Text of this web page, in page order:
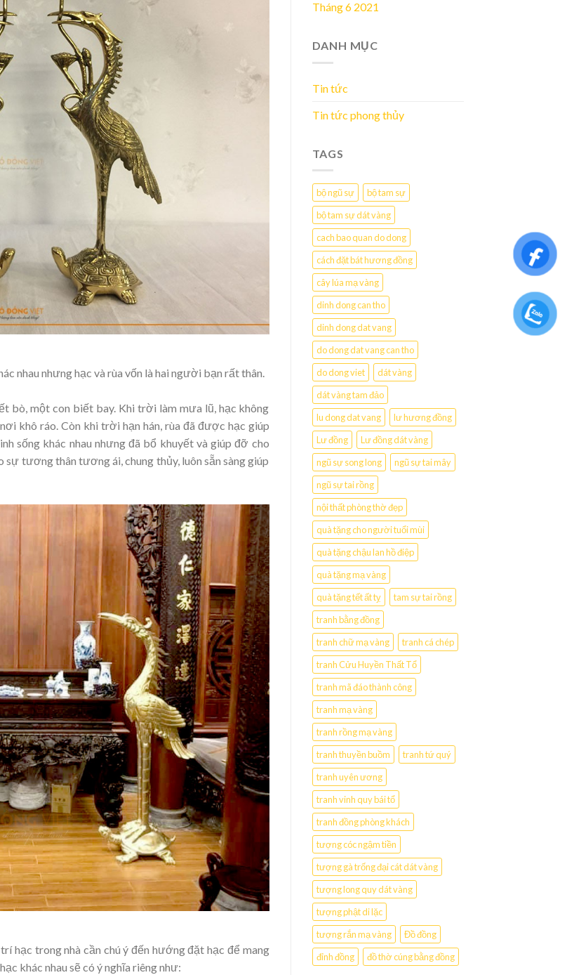
nhau nhưng hạc và rùa vốn là hai người bạn rất thân.
bò, một con biết bay. Khi trời làm mưa lũ, hạc không
khô ráo. Còn khi trời hạn hán, rùa đã được hạc giúp
sống khác nhau nhưng đã bổ khuyết và giúp đỡ cho
tương thân tương ái, chung thủy, luôn sẵn sàng giúp
hạc trong nhà cần chú ý đến hướng đặt hạc để mang
khác nhau sẽ có ý nghĩa riêng như:
Tháng 6 2021
DANH MỤC
Tin tức
Tin tức phong thủy
TAGS
bộ ngũ sự
bộ tam sự
bộ tam sự dát vàng
cach bao quan do dong
cách đặt bát hương đồng
cây lúa mạ vàng
dinh dong can tho
dinh dong dat vang
do dong dat vang can tho
do dong viet
dát vàng
dát vàng tam đảo
lu dong dat vang
lư hương đồng
Lư đồng
Lư đồng dát vàng
ngũ sự song long
ngũ sự tai mây
ngũ sự tai rồng
nội thất phòng thờ đẹp
quà tặng cho người tuổi mùi
quà tặng chậu lan hồ điệp
quà tặng mạ vàng
quà tặng tết ất tỵ
tam sự tai rồng
tranh bằng đồng
tranh chữ mạ vàng
tranh cá chép
tranh Cửu Huyền Thất Tổ
tranh mã đáo thành công
tranh mạ vàng
tranh rồng mạ vàng
tranh thuyền buồm
tranh tứ quý
tranh uyên ương
tranh vinh quy bái tổ
tranh đồng phòng khách
tượng cóc ngậm tiền
tượng gà trống đại cát dát vàng
tượng long quy dát vàng
tượng phật di lặc
tượng rắn mạ vàng
Đồ đồng
đỉnh đồng
đồ thờ cúng bằng đồng